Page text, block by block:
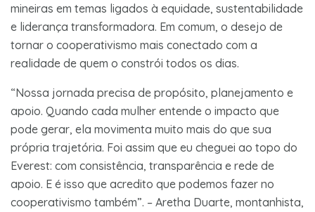
mineiras em temas ligados à equidade, sustentabilidade
e liderança transformadora. Em comum, o desejo de
tornar o cooperativismo mais conectado com a
realidade de quem o constrói todos os dias.
“Nossa jornada precisa de propósito, planejamento e
apoio. Quando cada mulher entende o impacto que
pode gerar, ela movimenta muito mais do que sua
própria trajetória. Foi assim que eu cheguei ao topo do
Everest: com consistência, transparência e rede de
apoio. E é isso que acredito que podemos fazer no
cooperativismo também”. – Aretha Duarte, montanhista,